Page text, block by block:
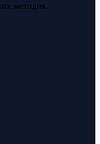
методик.